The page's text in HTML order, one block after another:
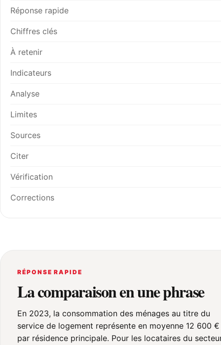
Réponse rapide
Chiffres clés
À retenir
Indicateurs
Analyse
Limites
Sources
Citer
Vérification
Corrections
RÉPONSE RAPIDE
La comparaison en une phrase
En 2023, la consommation des ménages au titre du
service de logement représente en moyenne 12 600 €
par résidence principale. Pour les locataires du